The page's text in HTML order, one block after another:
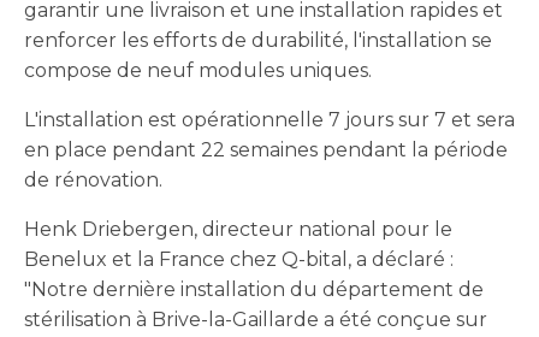
garantir une livraison et une installation rapides et
renforcer les efforts de durabilité, l'installation se
compose de neuf modules uniques.
L'installation est opérationnelle 7 jours sur 7 et sera
en place pendant 22 semaines pendant la période
de rénovation.
Henk Driebergen, directeur national pour le
Benelux et la France chez Q-bital, a déclaré :
"Notre dernière installation du département de
stérilisation à Brive-la-Gaillarde a été conçue sur